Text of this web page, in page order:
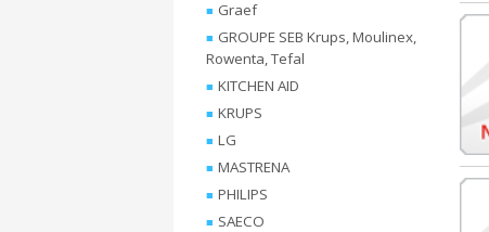
Graef
GROUPE SEB Krups, Moulinex,
Rowenta, Tefal
KITCHEN AID
KRUPS
LG
MASTRENA
PHILIPS
SAECO